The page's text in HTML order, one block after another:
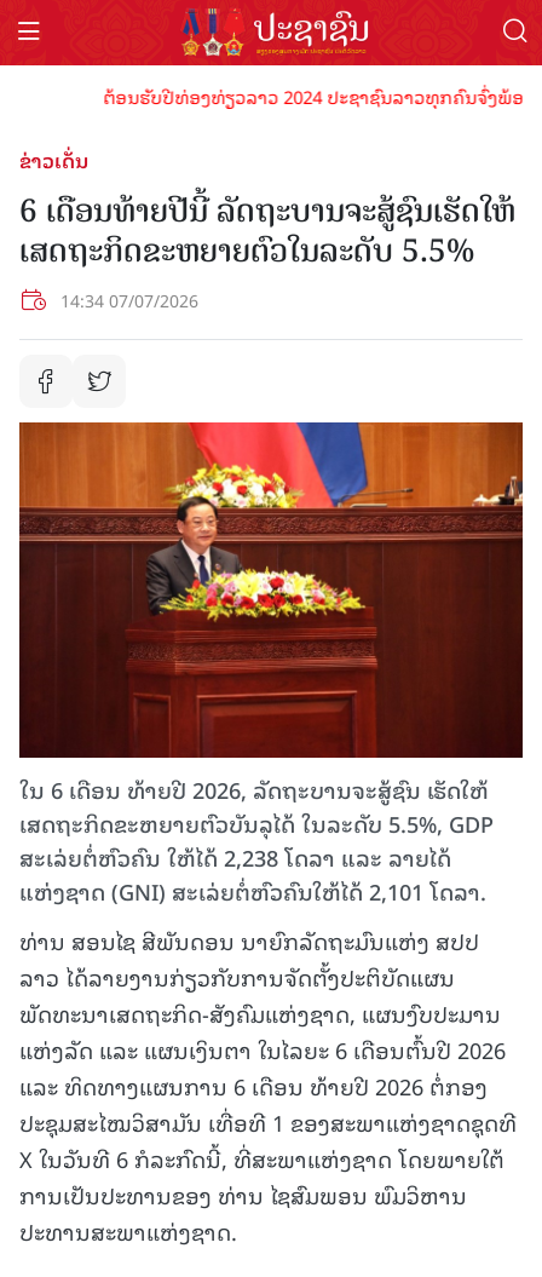
ຕ້ອນຮັບປີທ່ອງທ່ຽວລາວ 2024 ປະຊາຊົນລາວທຸກຄົນຈົ່ງພ້ອມເ
ຂ່າວເດັ່ນ
6 ເດືອນທ້າຍ​ປີ​ນີ້ ລັດ​ຖະ​ບານ​ຈະ​ສູ້​ຊົນ​ເຮັດໃຫ້​
ເສດ​ຖະ​ກິດຂະຫຍາຍຕົວໃນລະດັບ 5.5%
14:34 07/07/2026
ໃນ 6 ເດືອນ ທ້າຍປີ 2026, ​ລັດ​ຖະ​ບານ​ຈະ​ສູ້​ຊົນ ເຮັດ​ໃຫ້​
ເສດ​ຖະ​ກິດ​ຂະ​ຫຍາຍ​ຕົວບັນລຸໄດ້ ໃນລະດັບ 5.5%, GDP
ສະເລ່ຍຕໍ່ຫົວຄົນ ໃຫ້ໄດ້ 2,238 ໂດລາ ແລະ ລາຍໄດ້
ແຫ່ງຊາດ (GNI) ສະເລ່ຍຕໍ່ຫົວຄົນໃຫ້ໄດ້ 2,101 ໂດລາ.
ທ່ານ ສອນໄຊ ສີພັນດອນ ນາຍົກລັດຖະມົນແຫ່ງ ສປປ
ລາວ ໄດ້ລາຍງານກ່ຽວກັບການຈັດຕັ້ງປະຕິບັດແຜນ
ພັດທະນາເສດຖະກິດ-ສັງຄົມແຫ່ງຊາດ, ແຜນງົບປະມານ
ແຫ່ງລັດ ແລະ ແຜນເງິນຕາ ໃນໄລຍະ 6 ເດືອນຕົ້ນປີ 2026
ແລະ ທິດທາງແຜນການ 6 ເດືອນ ທ້າຍປີ 2026 ຕໍ່ກອງ
ປະຊຸມສະໄໝວິສາມັນ ເທື່ອທີ 1 ຂອງສະພາແຫ່ງຊາດຊຸດທີ
X ໃນວັນທີ 6 ກໍລະກົດນີ້, ທີ່ສະພາແຫ່ງຊາດ ໂດຍພາຍໃຕ້
ການເປັນປະທານຂອງ ທ່ານ ໄຊສົມພອນ ພົມວິຫານ
ປະທານສະພາແຫ່ງຊາດ.